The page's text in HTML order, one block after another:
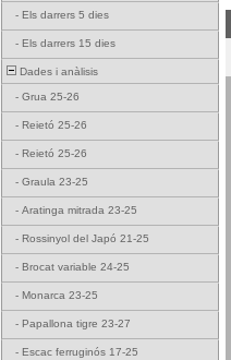
- Els darrers 5 dies
- Els darrers 15 dies
Dades i anàlisis
- Grua 25-26
- Reietó 25-26
- Reietó 25-26
- Graula 23-25
- Aratinga mitrada 23-25
- Rossinyol del Japó 21-25
- Brocat variable 24-25
- Monarca 23-25
- Papallona tigre 23-27
- Escac ferruginós 17-25